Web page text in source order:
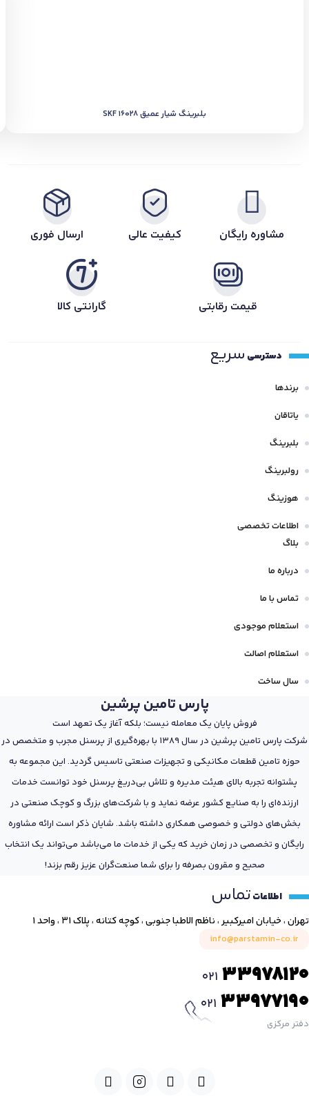
بلبرینگ شیار عمیق SKF 16028
مشاوره رایگان کیفیت عالی ارسال فوری
قیمت رقابتی گارانتی کالا
دسترسی سریع
برندها
یاتاقان
بلبرینگ
رولبرینگ
هوزینگ
اطلاعات تخصصی
بلاگ
درباره ما
تماس با ما
استعلام موجودی
استعلام اصالت
سال ساخت
پارس تامین پرشین
فروش پایان یک معامله نیست؛ بلکه آغاز یک تعهد است
شرکت پارس تامین پرشین در سال 1389 با بهره‌گیری از پرسنل مجرب و متخصص در
حوزه تامین قطعات مکانیکی و تجهیزات صنعتی تاسیس گردید. این مجموعه به
پشتوانه تجربه بالای هیئت مدیره و تلاش بی‌دریغ پرسنل خود توانست خدمات
ارزنده‌ای را به صنایع کشور عرضه نماید و با شرکت‌های بزرگ و کوچک صنعتی در
بخش‌های دولتی و خصوصی همکاری داشته باشد. شایان ذکر است ارائه مشاوره
رایگان و تخصصی در زمان خرید که یکی از خدمات ما می‌باشد می‌تواند یک انتخاب
صحیح و مقرون بصرفه را برای شما صنعت‌گران عزیز رقم بزند!
اطلاعاتتماس
تهران ، خیابان امیرکبیر ، ناظم الاطبا جنوبی ، کوچه کتانه ، پلاک ۳۱ ، واحد ۱
info@parstamin-co.ir
021 33978120
021 33977190
دفتر مرکزی